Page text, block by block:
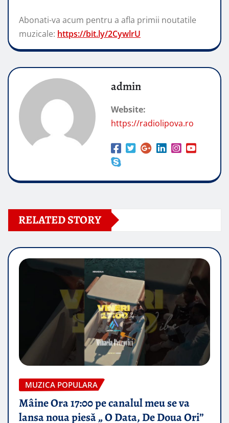
Abonati-va acum pentru a afla primii noutatile
muzicale: https://bit.ly/2CywlrU
admin
Website:
https://radiolipova.ro
RELATED STORY
MUZICA POPULARA
Mâine Ora 17:00 pe canalul meu se va
lansa noua piesă „ O Data, De Doua Ori”